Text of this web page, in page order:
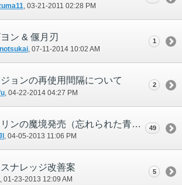
‎, 03-21-2011 02:28 PM
ン & 偃月刃
‎, 07-11-2014 10:02 AM
1
ョンの再使用間隔について
‎, 04-22-2014 04:27 PM
2
祝！アドゥリンの魔境発売（忘れられた青魔法）
‎, 04-05-2013 11:06 PM
49
ナレッジ改善案
‎, 01-23-2013 12:09 AM
5